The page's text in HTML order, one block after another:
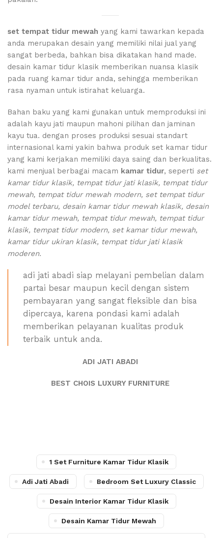
set tempat tidur mewah yang kami tawarkan kepada
anda merupakan desain yang memiliki nilai jual yang
sangat berbeda, bahkan bisa dikatakan hand made.
desain kamar tidur klasik memberikan nuansa klasik
pada ruang kamar tidur anda, sehingga memberikan
rasa nyaman untuk istirahat keluarga.
Bahan baku yang kami gunakan untuk memproduksi ini
adalah kayu jati maupun mahoni pilihan dan jaminan
kayu tua. dengan proses produksi sesuai standart
internasional kami yakin bahwa produk set kamar tidur
yang kami kerjakan memiliki daya saing dan berkualitas.
kami menjual berbagai macam kamar tidur, seperti set
kamar tidur klasik, tempat tidur jati klasik, tempat tidur
mewah, tempat tidur mewah modern, set tempat tidur
model terbaru, desain kamar tidur mewah klasik, desain
kamar tidur mewah, tempat tidur mewah, tempat tidur
klasik, tempat tidur modern, set kamar tidur mewah,
kamar tidur ukiran klasik, tempat tidur jati klasik
moderen.
adi jati abadi siap melayani pembelian dalam
partai besar maupun kecil dengan sistem
pembayaran yang sangat fleksible dan bisa
dipercaya, karena pondasi kami adalah
memberikan pelayanan kualitas produk
terbaik untuk anda.
ADI JATI ABADI
BEST CHOIS LUXURY FURNITURE
1 Set Furniture Kamar Tidur Klasik
Adi Jati Abadi Bedroom Set Luxury Classic
Desain Interior Kamar Tidur Klasik
Desain Kamar Tidur Mewah